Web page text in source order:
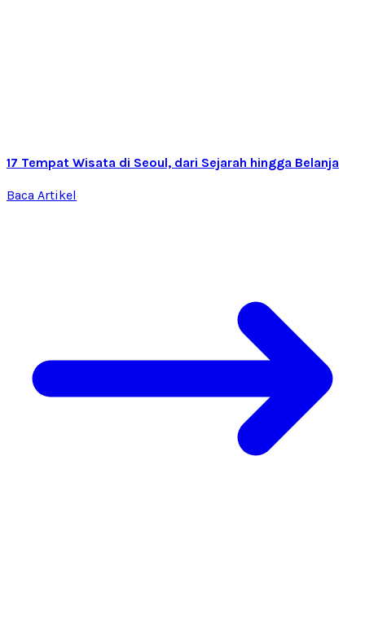
17 Tempat Wisata di Seoul, dari Sejarah hingga Belanja
Baca Artikel